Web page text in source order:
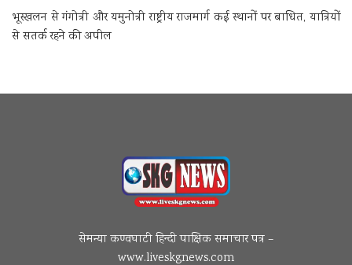
भूस्खलन से गंगोत्री और यमुनोत्री राष्ट्रीय राजमार्ग कई स्थानों पर बाधित, यात्रियों
से सतर्क रहने की अपील
सेमन्या कण्वघाटी हिन्दी पाक्षिक समाचार पत्र –
www.liveskgnews.com